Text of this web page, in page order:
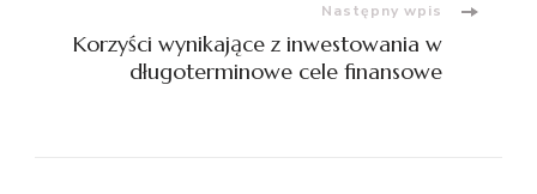
Następny wpis
Korzyści wynikające z inwestowania w
długoterminowe cele finansowe